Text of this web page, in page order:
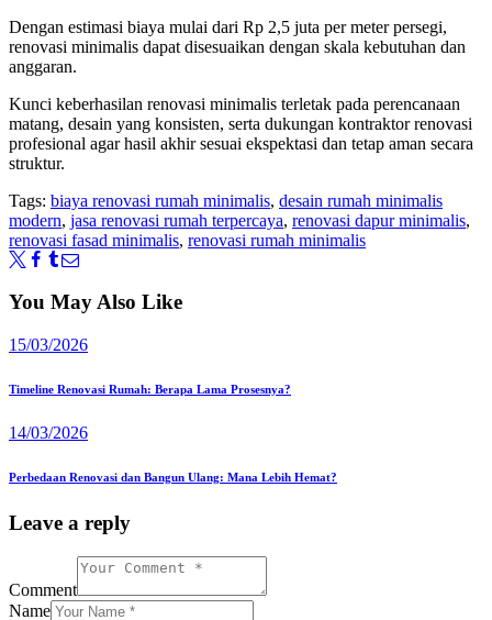
Dengan estimasi biaya mulai dari Rp 2,5 juta per meter persegi,
renovasi minimalis dapat disesuaikan dengan skala kebutuhan dan
anggaran.
Kunci keberhasilan renovasi minimalis terletak pada perencanaan
matang, desain yang konsisten, serta dukungan kontraktor renovasi
profesional agar hasil akhir sesuai ekspektasi dan tetap aman secara
struktur.
Tags: biaya renovasi rumah minimalis, desain rumah minimalis
modern, jasa renovasi rumah terpercaya, renovasi dapur minimalis,
renovasi fasad minimalis, renovasi rumah minimalis
You May Also Like
15/03/2026
Timeline Renovasi Rumah: Berapa Lama Prosesnya?
14/03/2026
Perbedaan Renovasi dan Bangun Ulang: Mana Lebih Hemat?
Leave a reply
Comment
Name